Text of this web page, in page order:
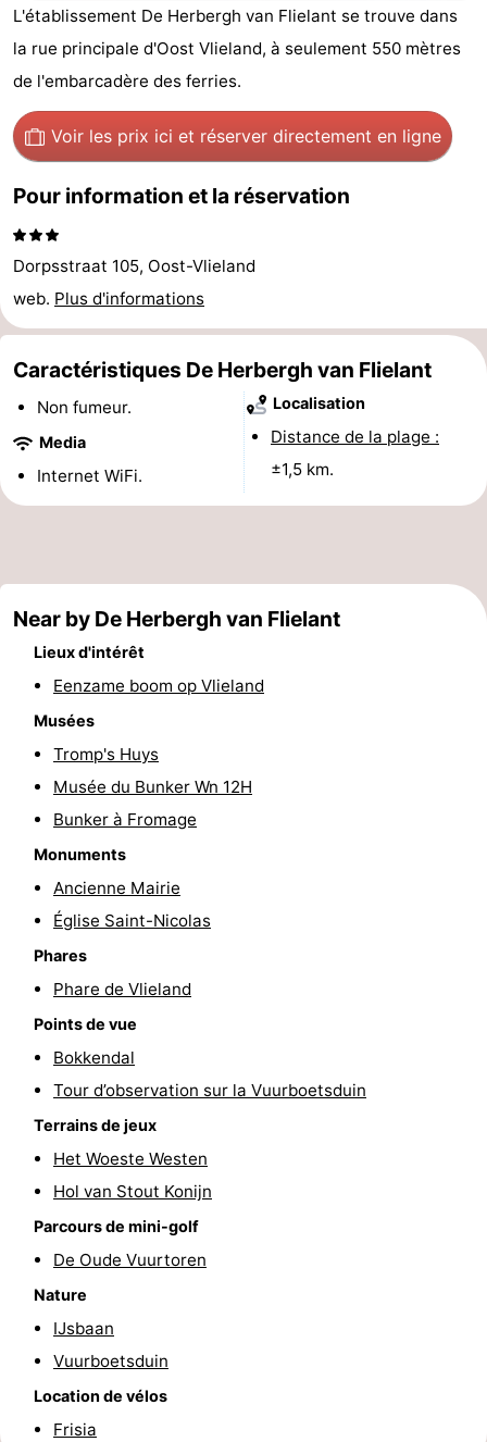
Last
minutes
Plages
Voir
Musées
-
Monuments
-
Points
vue
Attractions
Croisières
jeux
guidées
Sports
Faire
Randonnée
Équitation
Peche
Sportive
Equitation
Promenade
les
Wadden
Observation
phoques
manger
Événements
Pratiques
Forum
Route
Stationnement
Saut
Wadden
Médicales
Région
L'établissement De Herbergh van Flielant se trouve dans
la rue principale d'Oost Vlieland, à seulement 550 mètres
de l'embarcadère des ferries.
Voir les prix ici et réserver directement en ligne
Pour information et la réservation
Dorpsstraat 105, Oost-Vlieland
web. Plus d'informations
Caractéristiques De Herbergh van Flielant
Non fumeur.
Media
Internet WiFi.
Localisation
Distance de la plage :
±1,5 km.
Near by De Herbergh van Flielant
Lieux d'intérêt
Eenzame boom op Vlieland
Musées
Tromp's Huys
Musée du Bunker Wn 12H
Bunker à Fromage
Monuments
Ancienne Mairie
Église Saint-Nicolas
Phares
Phare de Vlieland
Points de vue
Bokkendal
Tour d’observation sur la Vuurboetsduin
Terrains de jeux
Het Woeste Westen
Hol van Stout Konijn
Parcours de mini-golf
De Oude Vuurtoren
Nature
IJsbaan
Vuurboetsduin
Location de vélos
Frisia